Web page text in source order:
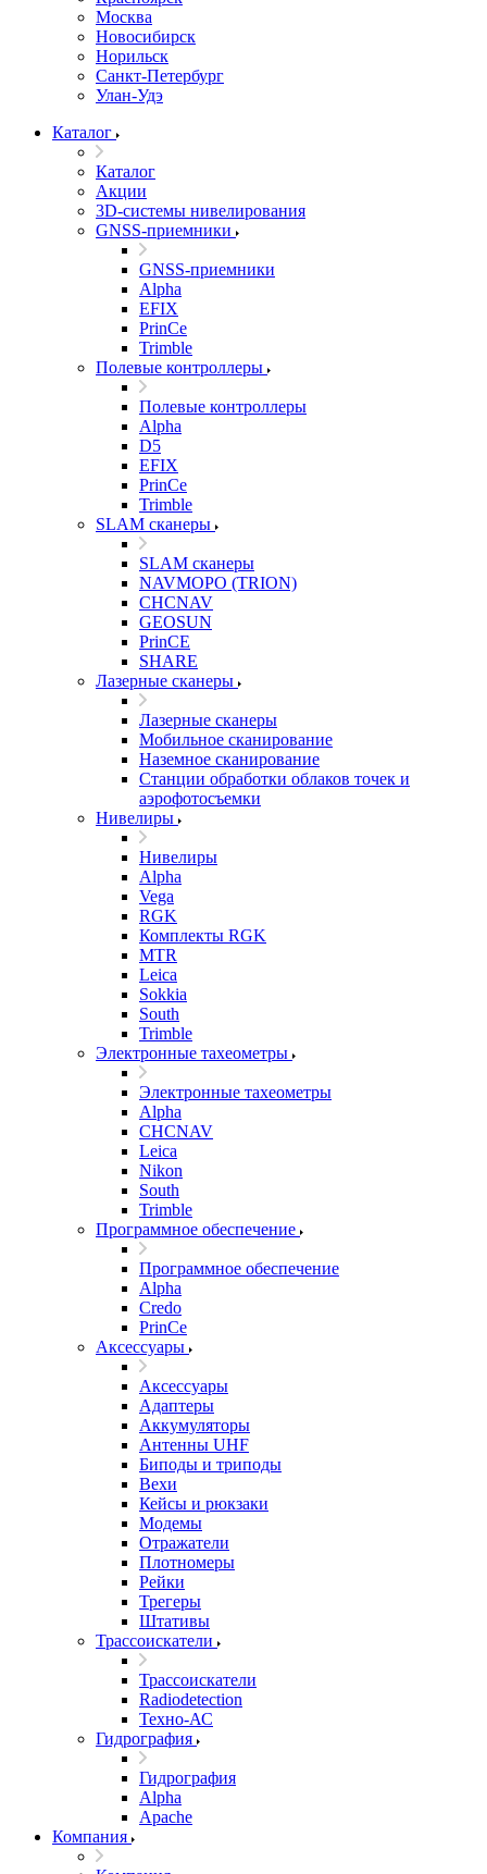
Москва
Новосибирск
Норильск
Санкт-Петербург
Улан-Удэ
Каталог
Каталог
Акции
3D-системы нивелирования
GNSS-приемники
GNSS-приемники
Alpha
EFIX
PrinCe
Trimble
Полевые контроллеры
Полевые контроллеры
Alpha
D5
EFIX
PrinCe
Trimble
SLAM сканеры
SLAM сканеры
NAVMOPO (TRION)
CHCNAV
GEOSUN
PrinCE
SHARE
Лазерные сканеры
Лазерные сканеры
Мобильное сканирование
Наземное сканирование
Станции обработки облаков точек и
аэрофотосъемки
Нивелиры
Нивелиры
Alpha
Vega
RGK
Комплекты RGK
MTR
Leica
Sokkia
South
Trimble
Электронные тахеометры
Электронные тахеометры
Alpha
CHCNAV
Leica
Nikon
South
Trimble
Программное обеспечение
Программное обеспечение
Alpha
Credo
PrinCe
Аксессуары
Аксессуары
Адаптеры
Аккумуляторы
Антенны UHF
Биподы и триподы
Вехи
Кейсы и рюкзаки
Модемы
Отражатели
Плотномеры
Рейки
Трегеры
Штативы
Трассоискатели
Трассоискатели
Radiodetection
Техно-АС
Гидрография
Гидрография
Alpha
Apache
Компания